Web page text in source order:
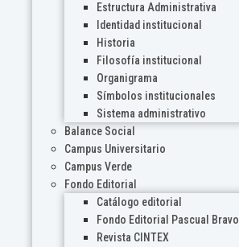
Estructura Administrativa
Identidad institucional
Historia
Filosofía institucional
Organigrama
Símbolos institucionales
Sistema administrativo
Balance Social
Campus Universitario
Campus Verde
Fondo Editorial
Catálogo editorial
Fondo Editorial Pascual Bravo
Revista CINTEX